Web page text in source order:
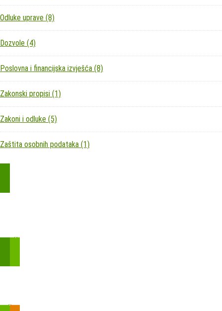
Odluke uprave (8)
Dozvole (4)
Poslovna i financijska izvješća (8)
Zakonski propisi (1)
Zakoni i odluke (5)
Zaštita osobnih podataka (1)